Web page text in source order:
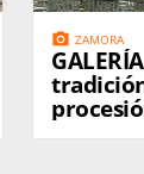
photo_camera ZAMORA
del